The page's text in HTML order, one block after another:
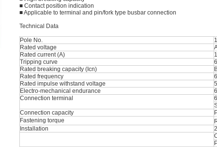
■ Contact position indication
■ Applicable to terminal and pin/fork type busbar connection
Technical Data
Pole No.
Rated voltage
Rated current (A)
Tripping curve
Rated breaking capacity (Icn)
Rated frequency
Rated impulse withstand voltage
Electro-mechanical endurance
Connection terminal
Connection capacity
Fastening torque
Installation